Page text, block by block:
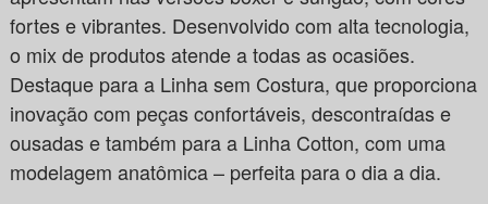
fortes e vibrantes. Desenvolvido com alta tecnologia,
o mix de produtos atende a todas as ocasiões.
Destaque para a Linha sem Costura, que proporciona
inovação com peças confortáveis, descontraídas e
ousadas e também para a Linha Cotton, com uma
modelagem anatômica – perfeita para o dia a dia.